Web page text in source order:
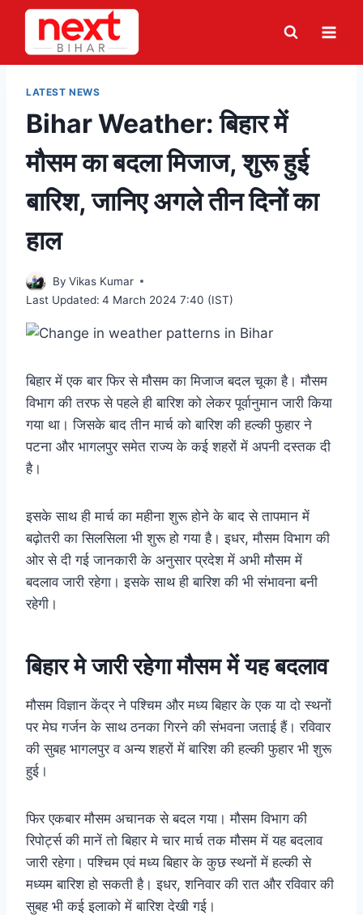
Skip
content
LATEST NEWS
Bihar Weather: बिहार में
मौसम का बदला मिजाज, शुरू हुई
बारिश, जानिए अगले तीन दिनों का
हाल
By Vikas Kumar
Last Updated: 4 March 2024 7:40 (IST)
बिहार में एक बार फिर से मौसम का मिजाज बदल चूका है। मौसम
विभाग की तरफ से पहले ही बारिश को लेकर पूर्वानुमान जारी किया
गया था। जिसके बाद तीन मार्च को बारिश की हल्की फुहार ने
पटना और भागलपुर समेत राज्य के कई शहरों में अपनी दस्तक दी
है।
इसके साथ ही मार्च का महीना शुरू होने के बाद से तापमान में
बढ़ोतरी का सिलसिला भी शुरू हो गया है। इधर, मौसम विभाग की
ओर से दी गई जानकारी के अनुसार प्रदेश में अभी मौसम में
बदलाव जारी रहेगा। इसके साथ ही बारिश की भी संभावना बनी
रहेगी।
बिहार मे जारी रहेगा मौसम में यह बदलाव
मौसम विज्ञान केंद्र ने पश्चिम और मध्य बिहार के एक या दो स्थनों
पर मेघ गर्जन के साथ ठनका गिरने की संभवना जताई हैं। रविवार
की सुबह भागलपुर व अन्य शहरों में बारिश की हल्की फुहार भी शुरू
हुई।
फिर एकबार मौसम अचानक से बदल गया। मौसम विभाग की
रिपोर्ट्स की मानें तो बिहार मे चार मार्च तक मौसम में यह बदलाव
जारी रहेगा। पश्चिम एवं मध्य बिहार के कुछ स्थनों में हल्की से
मध्यम बारिश हो सकती है। इधर, शनिवार की रात और रविवार की
सुबह भी कई इलाको में बारिश देखी गई।